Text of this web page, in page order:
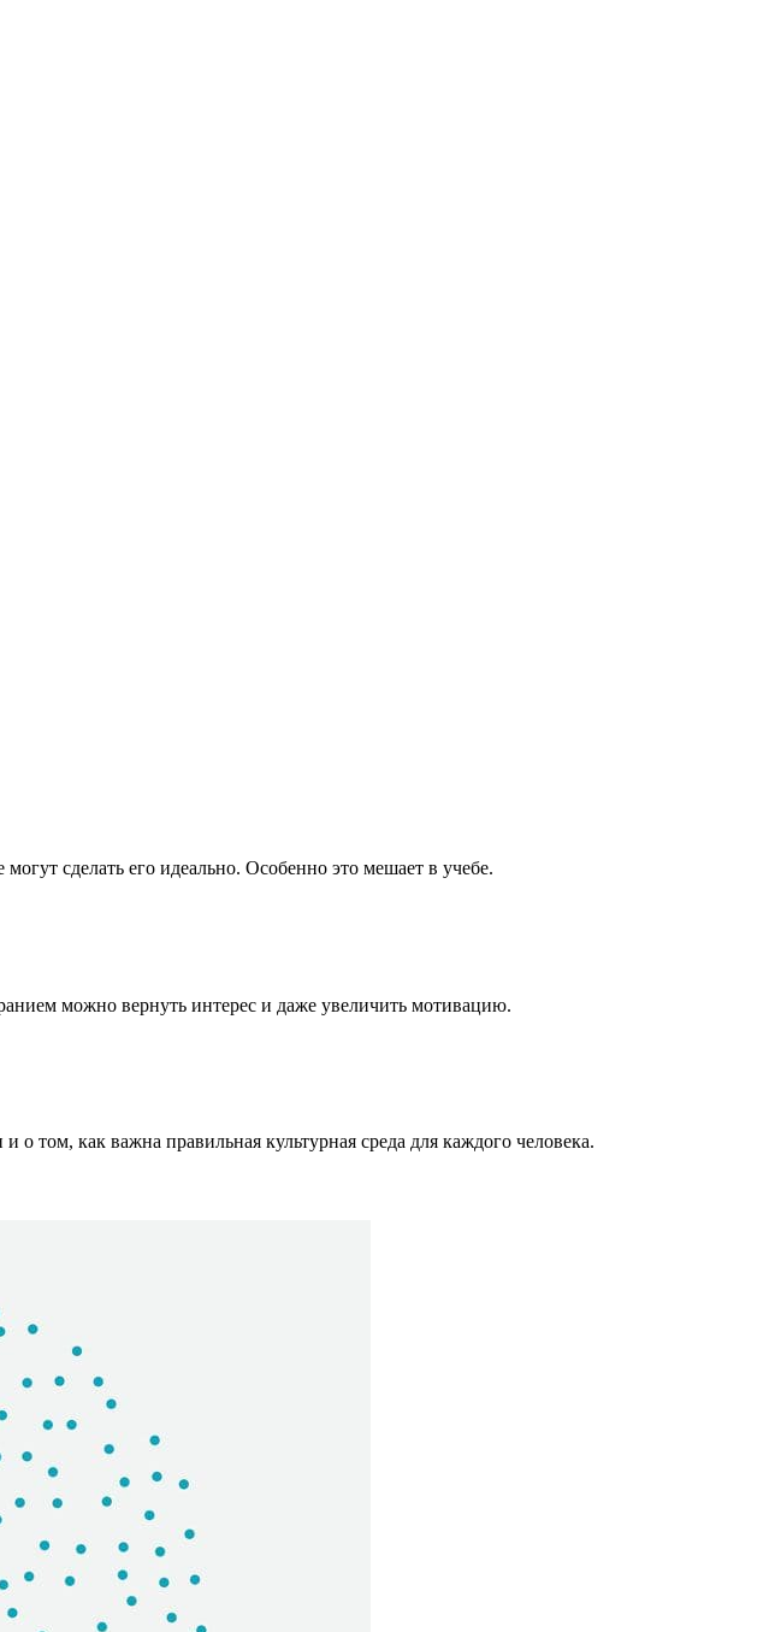
сделать его идеально. Особенно это мешает в учебе.
можно вернуть интерес и даже увеличить мотивацию.
о том, как важна правильная культурная среда для каждого человека.